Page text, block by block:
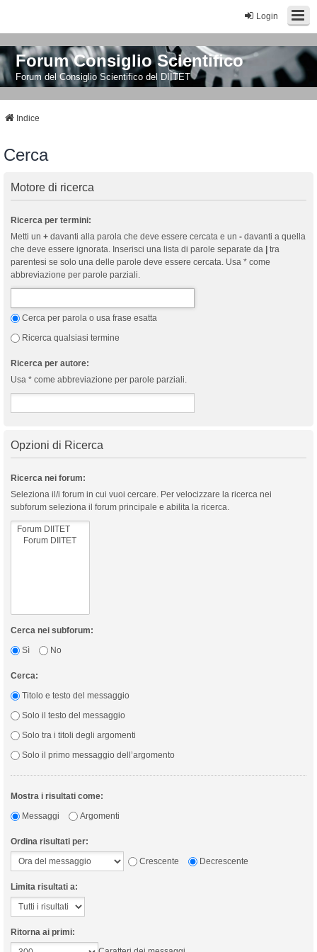
Login
Forum Consiglio Scientifico
Forum del Consiglio Scientifico del DIITET
Indice
Cerca
Motore di ricerca
Ricerca per termini:
Metti un + davanti alla parola che deve essere cercata e un - davanti a quella
che deve essere ignorata. Inserisci una lista di parole separate da
tra
parentesi se solo una delle parole deve essere cercata. Usa * come
abbreviazione per parole parziali.
Cerca per parola o usa frase esatta
Ricerca qualsiasi termine
Ricerca per autore:
Usa * come abbreviazione per parole parziali.
Opzioni di Ricerca
Ricerca nei forum:
Seleziona il/i forum in cui vuoi cercare. Per velocizzare la ricerca nei
subforum seleziona il forum principale e abilita la ricerca.
Cerca nei subforum:
Sì
No
Cerca:
Titolo e testo del messaggio
Solo il testo del messaggio
Solo tra i titoli degli argomenti
Solo il primo messaggio dell’argomento
Mostra i risultati come:
Messaggi
Argomenti
Ordina risultati per:
Crescente
Decrescente
Limita risultati a:
Ritorna ai primi: